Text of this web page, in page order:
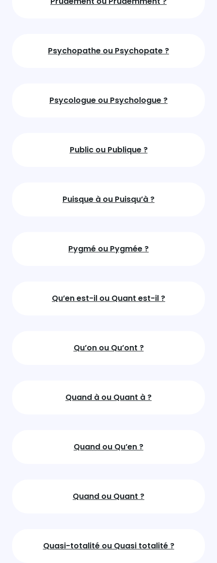
Psychopathe ou Psychopate ?
Psycologue ou Psychologue ?
Public ou Publique ?
Puisque à ou Puisqu’à ?
Pygmé ou Pygmée ?
Qu’en est-il ou Quant est-il ?
Qu’on ou Qu’ont ?
Quand à ou Quant à ?
Quand ou Qu’en ?
Quand ou Quant ?
Quasi-totalité ou Quasi totalité ?